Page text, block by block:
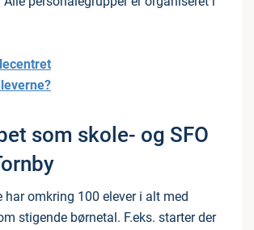
som skole- og SFO
har omkring 100 elever i alt med
stigende børnetal. F.eks. starter der